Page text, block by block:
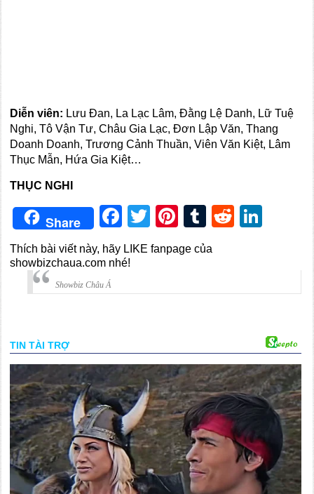
Diễn viên: Lưu Đan, La Lạc Lâm, Đằng Lệ Danh, Lữ Tuệ
Nghi, Tô Vận Tư, Châu Gia Lạc, Đơn Lập Văn, Thang
Doanh Doanh, Trương Cảnh Thuần, Viên Văn Kiệt, Lâm
Thục Mẫn, Hứa Gia Kiệt…
THỤC NGHI
Share Facebook
TwitterPinterest
TumblrReddit
Thích bài viết này, hãy LIKE fanpage của
showbizchaua.com nhé!
Showbiz Châu Á